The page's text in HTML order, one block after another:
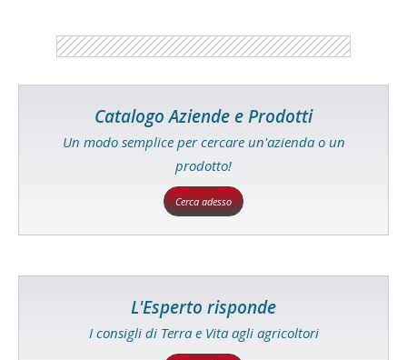
Catalogo Aziende e Prodotti
Un modo semplice per cercare un'azienda o un
prodotto!
Cerca adesso
L'Esperto risponde
I consigli di Terra e Vita agli agricoltori